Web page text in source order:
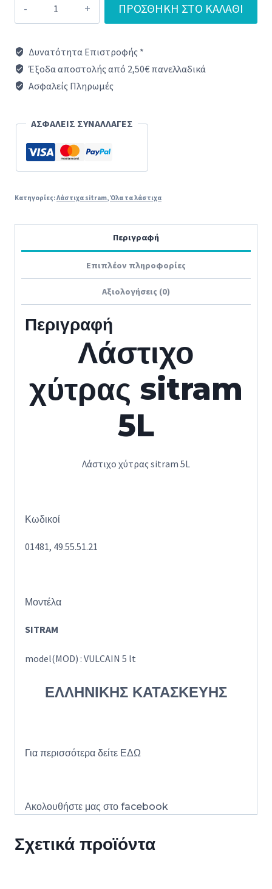
καπακιού
ταχύτητος
5
SITRAM
ποσότητα
ΠΡΟΣΘΉΚΗ ΣΤΟ ΚΑΛΆΘΙ
Δυνατότητα Επιστροφής *
Έξοδα αποστολής από 2,50€ πανελλαδικά
Ασφαλείς Πληρωμές
ΑΣΦΑΛΕΙΣ ΣΥΝΑΛΛΑΓΕΣ
Κατηγορίες:Λάστιχα sitram,Όλα τα λάστιχα
Περιγραφή
Επιπλέον πληροφορίες
Αξιολογήσεις (0)
Περιγραφή
Λάστιχο
χύτρας sitram
5L
Λάστιχο χύτρας sitram 5L
Κωδικοί
01481, 49.55.51.21
Μοντέλα
SITRAM
model(MOD) : VULCAIN 5 lt
ΕΛΛΗΝΙΚΗΣ ΚΑΤΑΣΚΕΥΗΣ
Για περισσότερα δείτε ΕΔΩ
Ακολουθήστε μας στο facebook
Σχετικά προϊόντα